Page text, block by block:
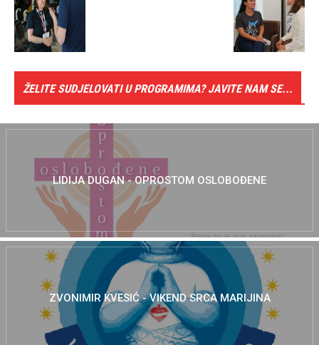
ŽELITE SUDJELOVATI U PROGRAMIMA? JAVITE NAM SE...
LIDIJA DUGAN - OPROSTOM OSLOBOĐENE
ZVONIMIR KVESIĆ - VIKEND SRCA MARIJINA